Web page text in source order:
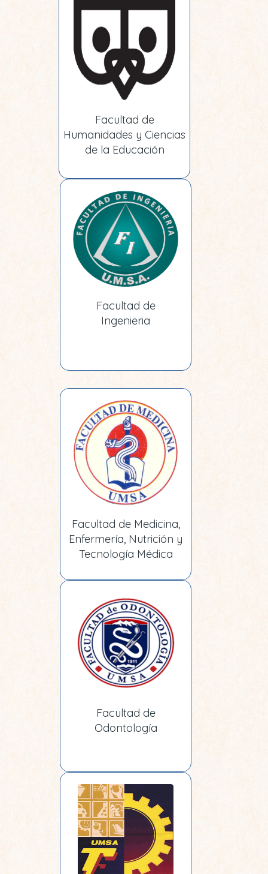
Facultad de
Humanidades y Ciencias
de la Educación
Facultad de
Ingenieria
Facultad de Medicina,
Enfermería, Nutrición y
Tecnología Médica
Facultad de
Odontología